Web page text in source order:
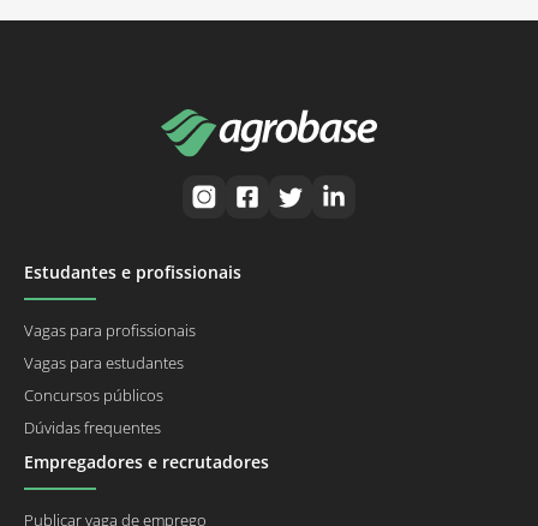
Estudantes e profissionais
Vagas para profissionais
Vagas para estudantes
Concursos públicos
Dúvidas frequentes
Empregadores e recrutadores
Publicar vaga de emprego